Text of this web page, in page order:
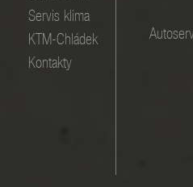
Servis klima
KTM-Chládek
Kontakty